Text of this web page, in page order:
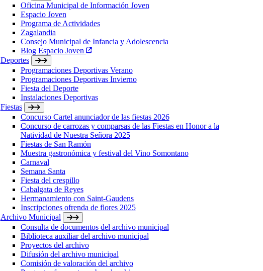
Oficina Municipal de Información Joven
Espacio Joven
Programa de Actividades
Zagalandia
Consejo Municipal de Infancia y Adolescencia
Blog Espacio Joven
Deportes
Programaciones Deportivas Verano
Programaciones Deportivas Invierno
Fiesta del Deporte
Instalaciones Deportivas
Fiestas
Concurso Cartel anunciador de las fiestas 2026
Concurso de carrozas y comparsas de las Fiestas en Honor a la
Natividad de Nuestra Señora 2025
Fiestas de San Ramón
Muestra gastronómica y festival del Vino Somontano
Carnaval
Semana Santa
Fiesta del crespillo
Cabalgata de Reyes
Hermanamiento con Saint-Gaudens
Inscripciones ofrenda de flores 2025
Archivo Municipal
Consulta de documentos del archivo municipal
Biblioteca auxiliar del archivo municipal
Proyectos del archivo
Difusión del archivo municipal
Comisión de valoración del archivo